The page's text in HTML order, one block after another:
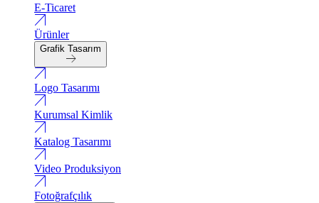
E-Ticaret
Ürünler
Grafik Tasarım
Logo Tasarımı
Kurumsal Kimlik
Katalog Tasarımı
Video Produksiyon
Fotoğrafçılık